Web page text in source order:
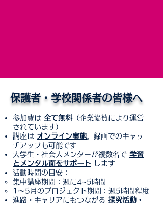
保護者・学校関係者の皆様へ
参加費は 全て無料（企業協賛により運営
されています）
講座は オンライン実施。録画でのキャッ
チアップも可能です
大学生・社会人メンターが複数名で 学習
とメンタル面をサポート します
活動時間の目安：
集中講座期間：週に4~5時間
1〜5月のプロジェクト期間：週5時間程度
進路・キャリアにもつながる 探究活動・